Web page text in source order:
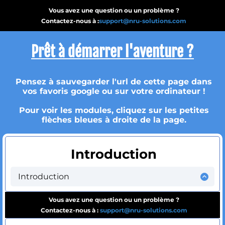
Vous avez une question ou un problème ?
Contactez-nous à :support@nru-solutions.com
Prêt à démarrer l'aventure ?
Pensez à sauvegarder l'url de cette page dans
vos favoris google ou sur votre ordinateur !
Pour voir les modules, cliquez sur les petites
flèches bleues à droite de la page.
Introduction
Introduction
Votre demande a été prise en compte et votre accès a été
Vous avez une question ou un problème ?
Contactez-nous à : support@nru-solutions.com